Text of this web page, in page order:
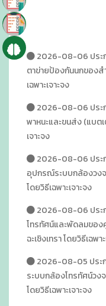
2026-08-06 ประก
ตาข่ายป้องกันนกของส
เฉพาะเจาะจง
2026-08-06 ประ
พาหนะและขนส่ง (แบต
เจาะจง
2026-08-06 ประก
อุปกรณ์ระบบกล้องวงจ
โดยวิธีเฉพาะเจาะจง
2026-08-06 ประก
โทรทัศน์และพัดลมของ
ฉะเชิงเทรา โดยวิธีเฉพา
2026-08-05 ประก
ระบบกล้องโทรทัศน์วง
โดยวิธีเฉพาะเจาะจง